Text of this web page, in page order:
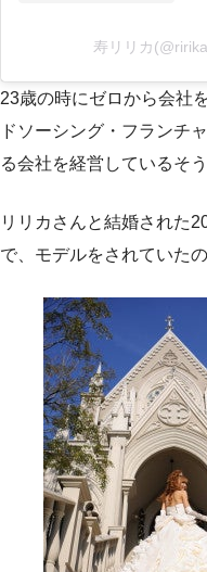
寿リリカ
23歳の時にゼロから会社
ドソーシング・フランチ
る会社を経営しているそう
リリカさんと結婚された
で、モデルをされていたの